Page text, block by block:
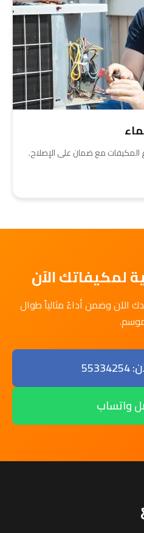
المكيفات مع ضمان على الإصلاح.
لمكيفاتك الآن
الآن وضمن أداءً مثالياً طوال
واتساب